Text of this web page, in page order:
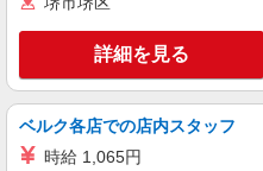
給(規定有) ゜
株式会社シエロ
【楽天モバ
時給1650
残業代支給 ★
詳細を見る
ベルク各店での店内スタッフ
時給 1,065円